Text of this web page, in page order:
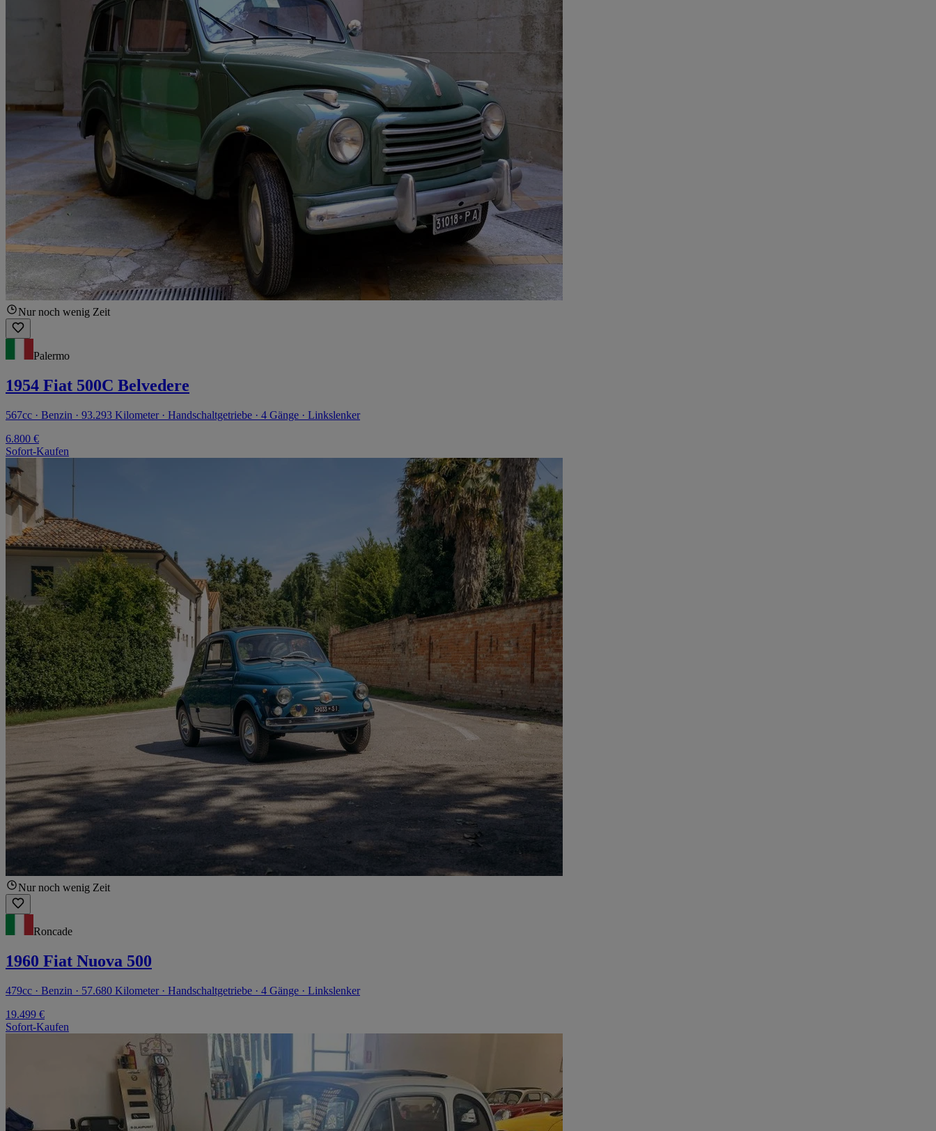
Nur noch wenig Zeit
Palermo
1954 Fiat 500C Belvedere
567cc · Benzin · 93.293 Kilometer · Handschaltgetriebe · 4 Gänge · Linkslenker
6.800 €
Sofort-Kaufen
Nur noch wenig Zeit
Roncade
1960 Fiat Nuova 500
479cc · Benzin · 57.680 Kilometer · Handschaltgetriebe · 4 Gänge · Linkslenker
19.499 €
Sofort-Kaufen